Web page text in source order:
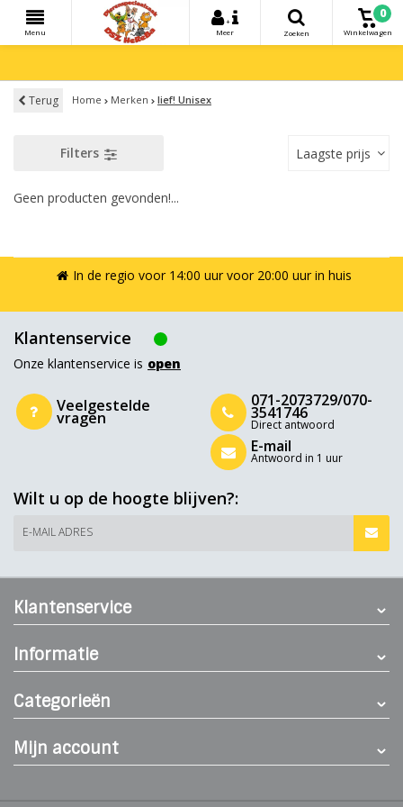
Menu
+
Meer
Zoeken
0
Winkelwagen
Terug Home Merken lief! Unisex
Filters Laagste prijs
Geen producten gevonden!...
In de regio voor 14:00 uur voor 20:00 uur in huis
Klantenservice
Onze klantenservice is open
Veelgestelde
vragen
071-2073729/070-
3541746
Direct antwoord
E-mail
Antwoord in 1 uur
Wilt u op de hoogte blijven?:
E-MAIL ADRES
Klantenservice
Informatie
Categorieën
Mijn account